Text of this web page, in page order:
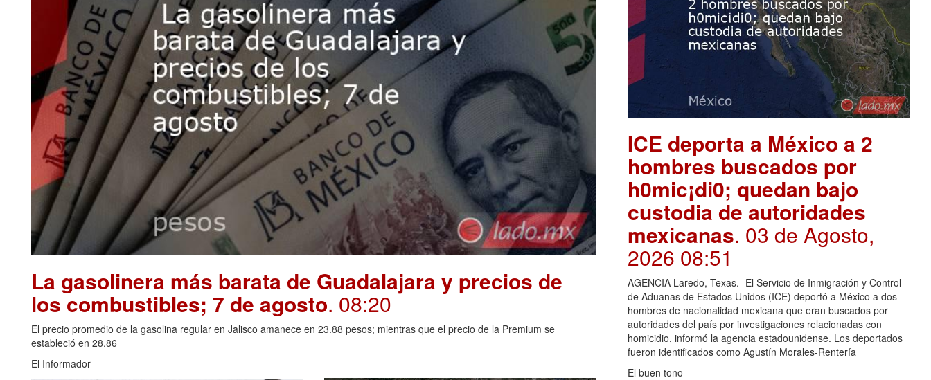
La gasolinera más barata de Guadalajara y precios de
los combustibles; 7 de agosto. 08:20
El precio promedio de la gasolina regular en Jalisco amanece en 23.88 pesos; mientras que el precio de la Premium se
estableció en 28.86
El Informador
ICE deporta a México a 2
hombres buscados por
h0mic¡di0; quedan bajo
custodia de autoridades
mexicanas. 03 de Agosto,
2026 08:51
AGENCIA Laredo, Texas.- El Servicio de Inmigración y Control
de Aduanas de Estados Unidos (ICE) deportó a México a dos
hombres de nacionalidad mexicana que eran buscados por
autoridades del país por investigaciones relacionadas con
homicidio, informó la agencia estadounidense. Los deportados
fueron identificados como Agustín Morales-Rentería
El buen tono